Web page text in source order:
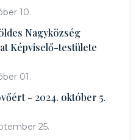
10.
Nagyközség
Képviselő-testülete
01.
- 2024. október 5.
25.